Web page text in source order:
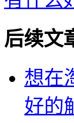
后续文
想在
好的